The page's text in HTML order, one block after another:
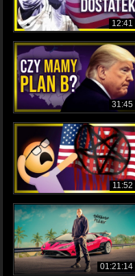
12:41
31:45
11:52
01:21:14